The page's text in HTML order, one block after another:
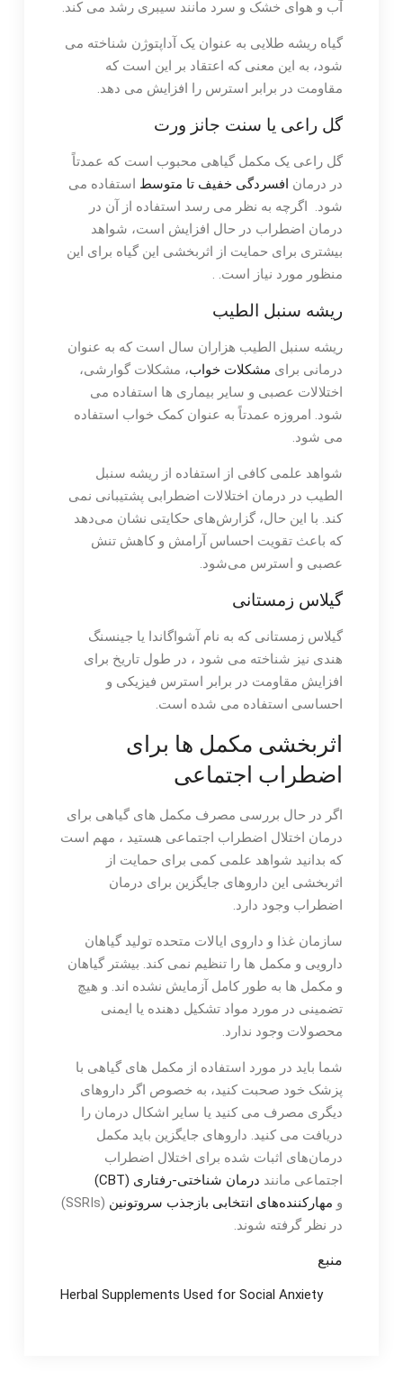
آب و هوای خشک و سرد مانند سیبری رشد می کند.
گیاه ریشه طلایی به عنوان یک آداپتوژن شناخته می
شود، به این معنی که اعتقاد بر این است که
مقاومت در برابر استرس را افزایش می دهد.
گل راعی یا سنت جانز ورت
گل راعی یک مکمل گیاهی محبوب است که عمدتاً
در درمان افسردگی خفیف تا متوسط ​​استفاده می
شود. اگرچه به نظر می رسد استفاده از آن در
درمان اضطراب در حال افزایش است، شواهد
بیشتری برای حمایت از اثربخشی این گیاه برای این
منظور مورد نیاز است. .
ریشه سنبل الطیب
ریشه سنبل الطیب هزاران سال است که به عنوان
درمانی برای مشکلات خواب، مشکلات گوارشی،
اختلالات عصبی و سایر بیماری ها استفاده می
شود. امروزه عمدتاً به عنوان کمک خواب استفاده
می شود.
شواهد علمی کافی از استفاده از ریشه سنبل
الطیب در درمان اختلالات اضطرابی پشتیبانی نمی
کند. با این حال، گزارش‌های حکایتی نشان می‌دهد
که باعث تقویت احساس آرامش و کاهش تنش
عصبی و استرس می‌شود.
گیلاس زمستانی
گیلاس زمستانی که به نام آشواگاندا یا جینسنگ
هندی نیز شناخته می شود ، در طول تاریخ برای
افزایش مقاومت در برابر استرس فیزیکی و
احساسی استفاده می شده است.
اثربخشی مکمل ها برای
اضطراب اجتماعی
اگر در حال بررسی مصرف مکمل های گیاهی برای
درمان اختلال اضطراب اجتماعی هستید ، مهم است
که بدانید شواهد علمی کمی برای حمایت از
اثربخشی این داروهای جایگزین برای درمان
اضطراب وجود دارد.
سازمان غذا و داروی ایالات متحده تولید گیاهان
دارویی و مکمل ها را تنظیم نمی کند. بیشتر گیاهان
و مکمل ها به طور کامل آزمایش نشده اند. و هیچ
تضمینی در مورد مواد تشکیل دهنده یا ایمنی
محصولات وجود ندارد.
شما باید در مورد استفاده از مکمل های گیاهی با
پزشک خود صحبت کنید، به خصوص اگر داروهای
دیگری مصرف می کنید یا سایر اشکال درمان را
دریافت می کنید. داروهای جایگزین باید مکمل
درمان‌های اثبات شده برای اختلال اضطراب
اجتماعی مانند درمان شناختی-رفتاری (CBT)
و مهارکننده‌های انتخابی بازجذب سروتونین
(SSRIs)
در نظر گرفته شوند.
منبع
Herbal Supplements Used for Social Anxiety